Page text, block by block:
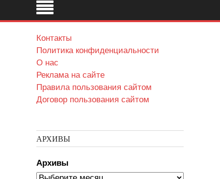
Контакты
Политика конфиденциальности
О нас
Реклама на сайте
Правила пользования сайтом
Договор пользования сайтом
АРХИВЫ
Архивы